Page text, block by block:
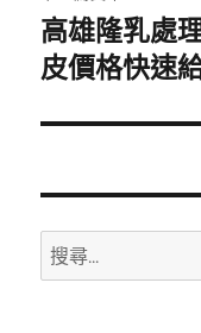
下
一
文
高雄隆乳處
皮價格快速
搜
尋